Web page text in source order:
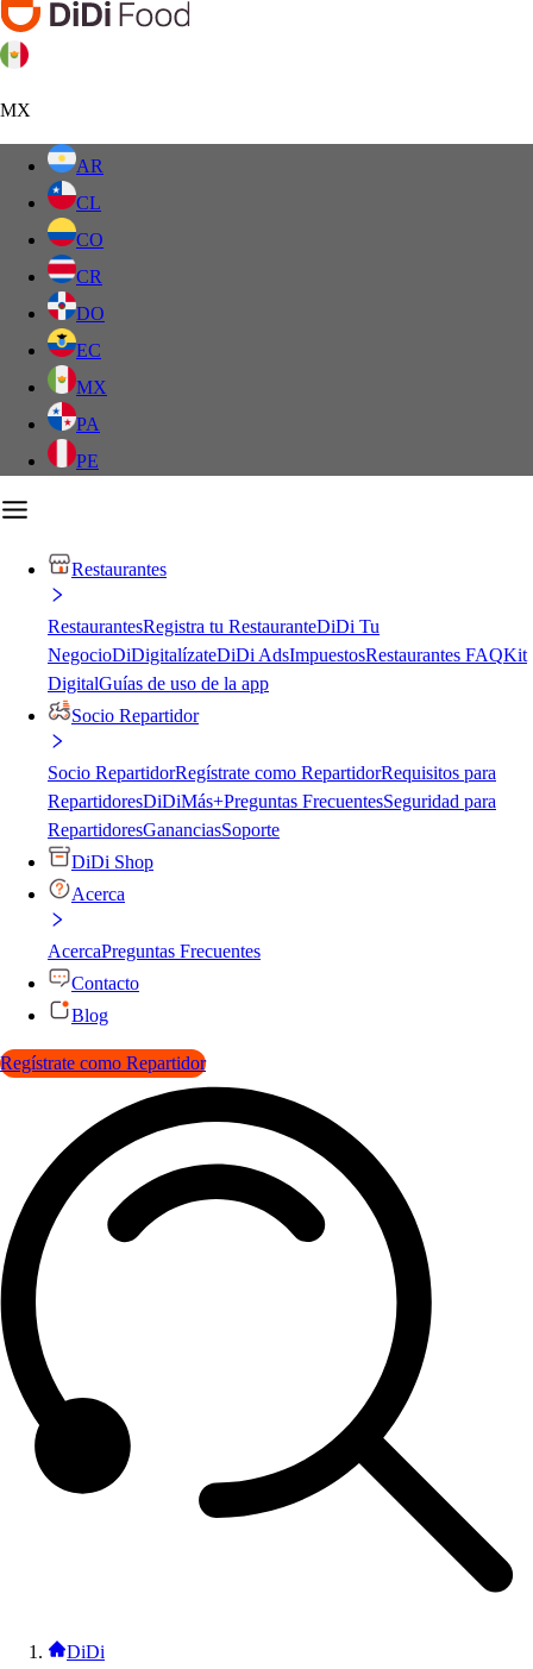
MX
AR
CL
CO
CR
DO
EC
MX
PA
PE
Restaurantes
RestaurantesRegistra tu RestauranteDiDi Tu
NegocioDiDigitalízateDiDi AdsImpuestosRestaurantes FAQKit
DigitalGuías de uso de la app
Socio Repartidor
Socio RepartidorRegístrate como RepartidorRequisitos para
RepartidoresDiDiMás+Preguntas FrecuentesSeguridad para
RepartidoresGananciasSoporte
DiDi Shop
Acerca
AcercaPreguntas Frecuentes
Contacto
Blog
Regístrate como Repartidor
DiDi